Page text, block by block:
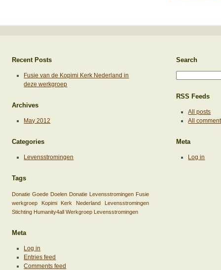
Recent Posts
Fusie van de Kopimi Kerk Nederland in
deze werkgroep
Archives
May 2012
Categories
Levensstromingen
Tags
Donatie Goede Doelen Donatie Levensstromingen Fusie
werkgroep Kopimi Kerk Nederland
Levensstromingen
Stichting Humanity4all Werkgroep Levensstromingen
Meta
Log in
Entries feed
Comments feed
Search
RSS Feeds
All posts
All
Meta
Log in